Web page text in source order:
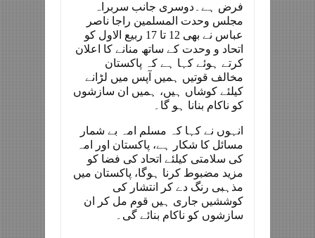
فرض ہے۔دوسری جانب سربراہ
مجلس وحدت المسلمین راجا ناصر
عباس نے بھی 12 تا 17 ربیع الاول کو
اتحاد و وحدت کے ساتھ منانے کا اعلان
کرتے ہوئے کہا ہے کہ پاکستان
مخالف قوتیں ہمیں آپس میں لڑانے
کیلئے کوشاں ہیں، ہمیں ان سازشوں
کو ناکام بنانا ہو گا۔
انہوں نے کہا کہ مسلم امہ بے شمار
مسائل کا شکار ہے، پاکستان اور امہ
کی سلامتی کیلئے اتحاد کی فضا کو
مزید مضبوط کرنا ہوگا، پاکستان میں
مذہبی رنگ دے کر انتشار کی
کوششیں جاری ہیں قوم مل کر ان
سازشوں کو ناکام بنائے گی۔